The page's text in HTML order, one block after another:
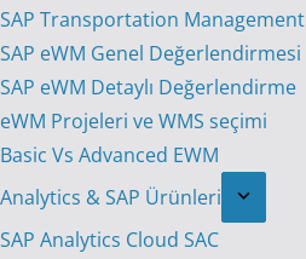
SAP Transportation Management
SAP eWM Genel Değerlendirmesi
SAP eWM Detaylı Değerlendirme
eWM Projeleri ve WMS seçimi
Basic Vs Advanced EWM
Analytics & SAP Ürünleri
SAP Analytics Cloud SAC